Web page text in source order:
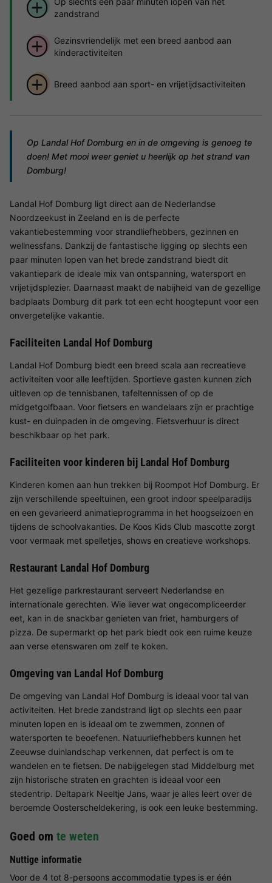
zandstrand
Gezinsvriendelijk met een breed aanbod aan
kinderactiviteiten
Breed aanbod aan sport- en vrijetijdsactiviteiten
Op Landal Hof Domburg en in de omgeving is genoeg te
doen! Met mooi weer geniet u heerlijk op het strand van
Domburg!
Landal Hof Domburg ligt direct aan de Nederlandse
Noordzeekust in Zeeland en is de perfecte
vakantiebestemming voor strandliefhebbers, gezinnen en
wellnessfans. Dankzij de fantastische ligging op slechts een
paar minuten lopen van het brede zandstrand biedt dit
vakantiepark de ideale mix van ontspanning, watersport en
vrijetijdsplezier. Daarnaast maakt de nabijheid van de gezellige
badplaats Domburg dit park tot een echt hoogtepunt voor een
onvergetelijke vakantie.
Faciliteiten Landal Hof Domburg
Landal Hof Domburg biedt een breed scala aan recreatieve
activiteiten voor alle leeftijden. Sportieve gasten kunnen zich
uitleven op de tennisbanen, tafeltennissen of op de
midgetgolfbaan. Voor fietsers en wandelaars zijn er prachtige
kust- en duinpaden in de omgeving. Fietsverhuur is direct
beschikbaar op het park.
Faciliteiten voor kinderen bij Landal Hof Domburg
Kinderen komen aan hun trekken bij Roompot Hof Domburg. Er
zijn verschillende speeltuinen, een groot indoor speelparadijs
en een gevarieerd animatieprogramma in het hoogseizoen en
tijdens de schoolvakanties. De Koos Kids Club mascotte zorgt
voor vermaak met spelletjes, shows en creatieve workshops.
Restaurant Landal Hof Domburg
Het gezellige parkrestaurant serveert Nederlandse en
internationale gerechten. Wie liever wat ongecompliceerder
eet, kan in de snackbar genieten van friet, hamburgers of
pizza. De supermarkt op het park biedt ook een ruime keuze
aan verse etenswaren om zelf te koken.
Omgeving van Landal Hof Domburg
De omgeving van Landal Hof Domburg is ideaal voor tal van
activiteiten. Het brede zandstrand ligt op slechts een paar
minuten lopen en is ideaal om te zwemmen, zonnen of
watersporten te beoefenen. Natuurliefhebbers kunnen het
Zeeuwse duinlandschap verkennen, dat perfect is om te
wandelen en te fietsen. De nabijgelegen stad Middelburg met
zijn historische straten en grachten is ideaal voor een
stedentrip. Deltapark Neeltje Jans, waar je alles leert over de
beroemde Oosterscheldekering, is ook een leuke bestemming.
Goed om te weten
Nuttige informatie
Voor de 4 tot 8-persoons accommodatie types is er één